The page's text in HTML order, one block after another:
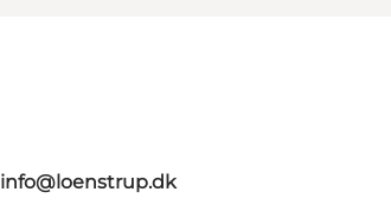
info@loenstrup.dk